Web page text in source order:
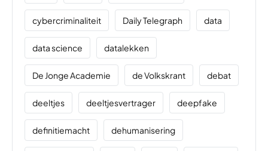
cybercriminaliteit Daily Telegraph data
data science datalekken
De Jonge Academie de Volkskrant debat
deeltjes deeltjesvertrager deepfake
definitiemacht dehumanisering